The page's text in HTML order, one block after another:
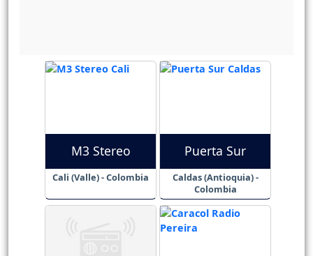
M3 Stereo
Cali (Valle) - Colombia
Puerta Sur
Caldas (Antioquia) -
Colombia